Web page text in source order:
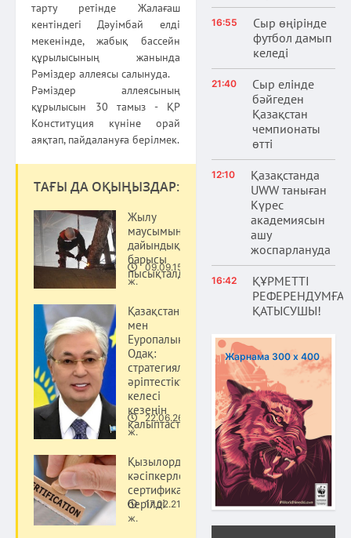
тарту ретінде Жалағаш
кентіндегі Дәуімбай елді
мекенінде, жабық бассейн
құрылысының жанында
Рәміздер аллеясы салынуда.
Рәміздер аллеясының
құрылысын 30 тамыз - ҚР
Конституция күніне орай
аяқтап, пайдалануға берілмек.
ТАҒЫ ДА ОҚЫҢЫЗДАР:
Жылу
маусымына
дайындық
барысы
пысықталды
09.09.15
ж.
Қоғам
Қазақстан
мен
Еуропалық
Одақ:
стратегиялық
әріптестіктің
келесі
кезеңін
қалыптастыру
22.06.26
ж.
Қоғам
Қызылордада
кәсіпкерлерге
сертификаттар
берілді
17.02.21
ж.
Қоғам
16:55
Сыр өңірінде
футбол дамып
келеді
21:40
Сыр елінде
бәйгеден
Қазақстан
чемпионаты
өтті
12:10
Қазақстанда
UWW таныған
Күрес
академиясын
ашу
жоспарлануда
16:42
ҚҰРМЕТТІ
РЕФЕРЕНДУМҒА
ҚАТЫСУШЫ!
Жарнама 300 х 400